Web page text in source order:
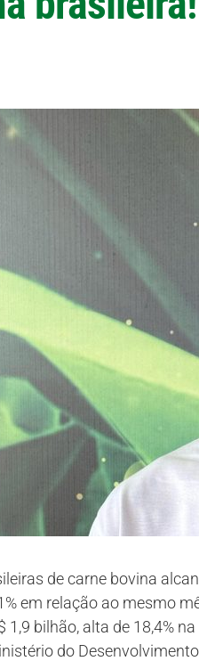
de carne bovina
em relação ao mesmo
1,9 bilhão, alta de 18,4%
do